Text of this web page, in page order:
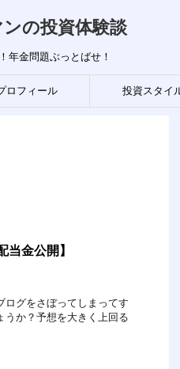
の投資体験談
年金問題ぶっとばせ！
ロフィール 投資スタイ
当金公開】
ログをさぼってしまってす
うか？予想を大きく上回る